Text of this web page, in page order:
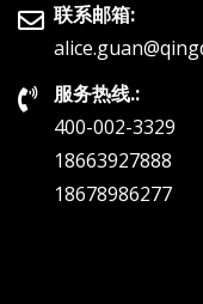
联系邮箱:
服务热线.:
400-002-3329
18663927888
18678986277